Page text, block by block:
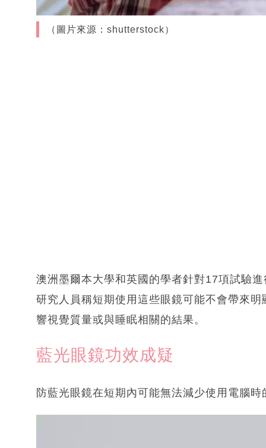
（圖片來源：shutterstock）
澳洲墨爾本大學和英國的學者針對17項試驗
研究人員稱短期使用這些眼鏡可能不會帶來
響視覺質量或與睡眠相關的結果。
藍光眼鏡功效成疑
防藍光眼鏡在短期內可能無法減少使用電腦